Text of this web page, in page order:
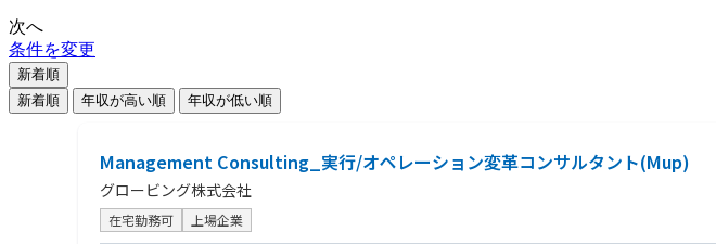
次へ
条件を変更
新着順
新着順
年収が高い順 年収が低い順
Management Consulting_実行/オペレーション変革コンサルタント(Mup)
グロービング株式会社
在宅勤務可 上場企業